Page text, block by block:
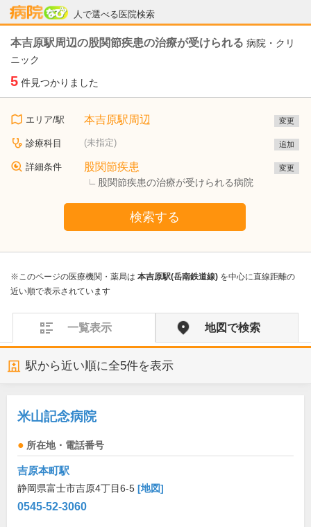
人で選べる医院検索
病院なび
本吉原駅周辺の股関節疾患の治療が受けられる 病院・クリ
ニック
5 件見つかりました
エリア/駅 本吉原駅周辺 変更
診療科目 (未指定) 追加
詳細条件 股関節疾患
股関節疾患の治療が受けられる病院
変更
検索する
※このページの医療機関・薬局は 本吉原駅(岳南鉄道線) を中心に直線距離の
近い順で表示されています
一覧表示 地図で検索
駅から近い順に全5件を表示
米山記念病院
所在地・電話番号
吉原本町駅
静岡県富士市吉原4丁目6-5 [地図]
0545-52-3060